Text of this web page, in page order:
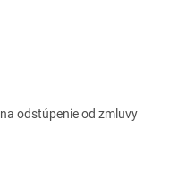
odstúpenie od zmluvy